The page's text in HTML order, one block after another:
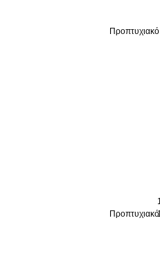
Προπτυχιακό
Προπτυχιακό